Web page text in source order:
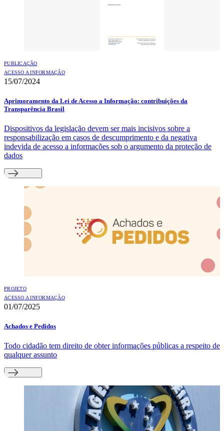
PUBLICAÇÃO
ACESSO A INFORMAÇÃO
15/07/2024
Aprimoramento da Lei de Acesso a Informação: contribuições da
Transparência Brasil
Dispositivos da legislação devem ser mais incisivos sobre a
responsabilização em casos de descumprimento e da negativa
indevida de acesso a informações sob o argumento da proteção de
dados
PROJETO
ACESSO A INFORMAÇÃO
01/07/2025
Achados e Pedidos
Todo cidadão tem direito de obter informações públicas a respeito de
qualquer assunto